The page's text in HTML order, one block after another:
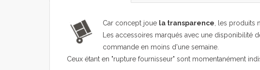
Car concept joue la transparence, les produits
Les accessoires marqués avec une disponibilité
commande en moins d'une semaine.
Ceux étant en "rupture fournisseur" sont momentanément